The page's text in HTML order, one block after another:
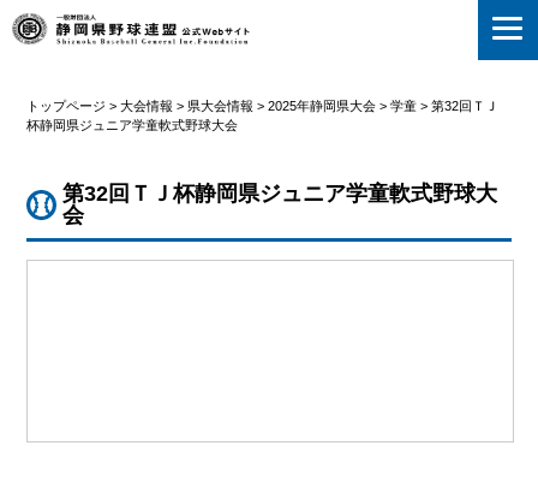
静岡県野球連盟
トップページ >大会情報 > 県大会情報 >2025年静岡県大会 >学童 >第32回ＴＪ
杯静岡県ジュニア学童軟式野球大会
第32回ＴＪ杯静岡県ジュニア学童軟式野球大
会